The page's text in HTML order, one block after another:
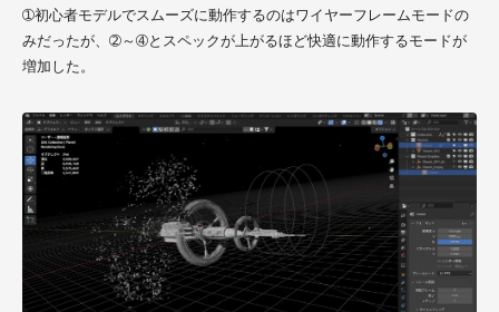
➀初心者モデルでスムーズに動作するのはワイヤーフレームモードの
みだったが、➁～➃とスペックが上がるほど快適に動作するモードが
増加した。